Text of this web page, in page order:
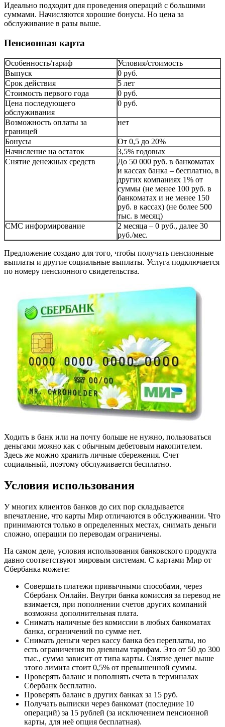
Идеально подходит для проведения операций с большими
суммами. Начисляются хорошие бонусы. Но цена за
обслуживание в разы выше.
Пенсионная карта
Особенность/тариф
Условия/стоимость
Выпуск
0 руб.
Срок действия
5 лет
Стоимость первого года
0 руб.
Цена последующего
обслуживания
0 руб.
Возможность оплаты за
границей
нет
Бонусы
От 0,5 до 20%
Начисление на остаток
3,5% годовых
Снятие денежных средств
До 50 000 руб. в банкоматах
и кассах банка – бесплатно, в
других компаниях 1% от
суммы (не менее 100 руб. в
банкоматах и не менее 150
руб. в кассах) (не более 500
тыс. в месяц)
СМС информирование
2 месяца – 0 руб., далее 30
руб./мес.
Предложение создано для того, чтобы получать пенсионные
выплаты и другие социальные выплаты. Услуга подключается
по номеру пенсионного свидетельства.
Ходить в банк или на почту больше не нужно, пользоваться
деньгами можно как с обычным дебетовым накопителем.
Здесь же можно хранить личные сбережения. Счет
социальный, поэтому обслуживается бесплатно.
Условия использования
У многих клиентов банков до сих пор складывается
впечатление, что карты Мир отличаются в обслуживании. Что
принимаются только в определенных местах, снимать деньги
сложно, операции по переводам ограничены.
На самом деле, условия использования банковского продукта
давно соответствуют мировым системам. С картами Мир от
Сбербанка можете:
Совершать платежи привычными способами, через
Сбербанк Онлайн. Внутри банка комиссия за перевод не
взимается, при пополнении счетов других компаний
возможна дополнительная плата.
Снимать наличные без комиссии в любых банкоматах
банка, ограничений по сумме нет.
Снимать деньги через кассу банка без переплаты, но
есть ограничения по дневным тарифам. Это от 50 до 300
тыс., сумма зависит от типа карты. Снятие денег выше
этого лимита стоит 0,5% от превышенной суммы.
Проверять баланс и пополнять счета в терминалах
Сбербанк бесплатно.
Проверять баланс в других банках за 15 руб.
Получать выписки через банкомат (последние 10
операций) за 15 рублей (за исключением пенсионной
карты, для неё опция бесплатная).